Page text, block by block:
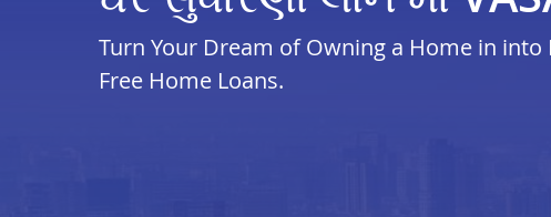
Turn Your Dream of Owning a Home in into
Free Home Loans.